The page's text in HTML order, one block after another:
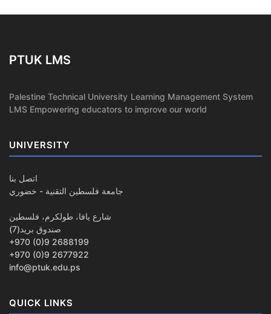
PTUK LMS
Palestine Technical University Learning Management System
LMS Empowering educators to improve our world
UNIVERSITY
اتصل بنا
جامعة فلسطين التقنية - خضوري
شارع يافا، طولكرم، فلسطين
صندوق بريد(7)
+970 (0)9 2688199
+970 (0)9 2677922
info@ptuk.edu.ps
QUICK LINKS